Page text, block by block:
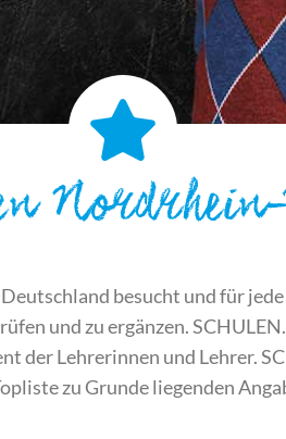
besucht und für
und zu ergänzen.
der Lehrerinnen und Lehrer.
zu Grunde liegenden